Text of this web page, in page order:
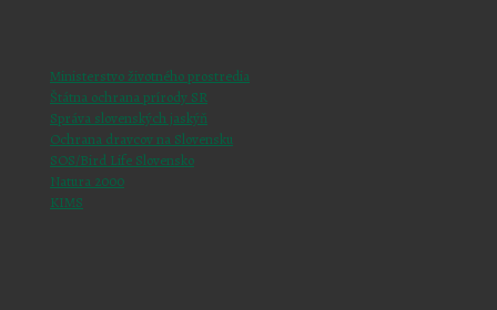
Ministerstvo životného prostredia
Štátna ochrana prírody SR
Správa slovenských jaskýň
Ochrana dravcov na Slovensku
SOS/Bird Life Slovensko
Natura 2000
KIMS